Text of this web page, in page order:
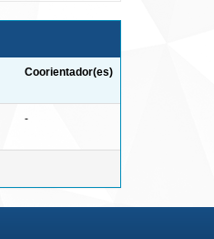
Coorientador(es)
-